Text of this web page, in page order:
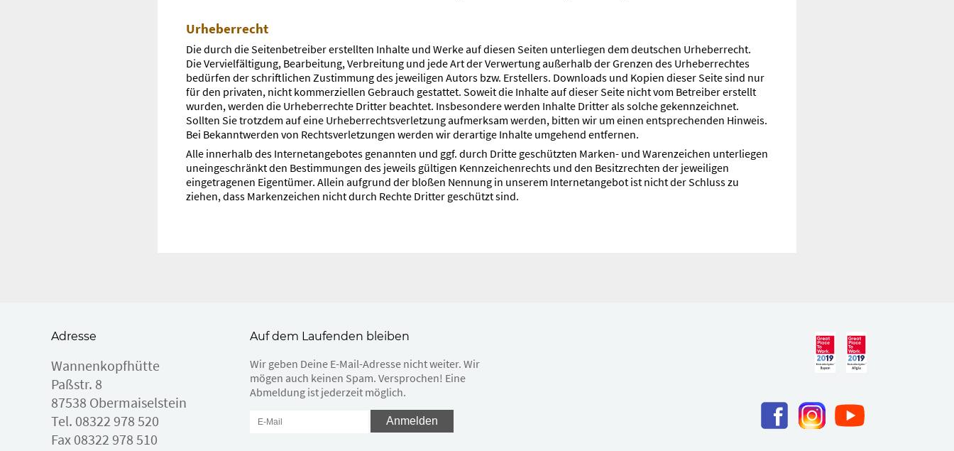
Urheberrecht
Die durch die Seitenbetreiber erstellten Inhalte und Werke auf diesen Seiten unterliegen dem deutschen Urheberrecht.
Die Vervielfältigung, Bearbeitung, Verbreitung und jede Art der Verwertung außerhalb der Grenzen des Urheberrechtes
bedürfen der schriftlichen Zustimmung des jeweiligen Autors bzw. Erstellers. Downloads und Kopien dieser Seite sind nur
für den privaten, nicht kommerziellen Gebrauch gestattet. Soweit die Inhalte auf dieser Seite nicht vom Betreiber erstellt
wurden, werden die Urheberrechte Dritter beachtet. Insbesondere werden Inhalte Dritter als solche gekennzeichnet.
Sollten Sie trotzdem auf eine Urheberrechtsverletzung aufmerksam werden, bitten wir um einen entsprechenden Hinweis.
Bei Bekanntwerden von Rechtsverletzungen werden wir derartige Inhalte umgehend entfernen.
Alle innerhalb des Internetangebotes genannten und ggf. durch Dritte geschützten Marken- und Warenzeichen unterliegen
uneingeschränkt den Bestimmungen des jeweils gültigen Kennzeichenrechts und den Besitzrechten der jeweiligen
eingetragenen Eigentümer. Allein aufgrund der bloßen Nennung in unserem Internetangebot ist nicht der Schluss zu
ziehen, dass Markenzeichen nicht durch Rechte Dritter geschützt sind.
Adresse
Wannenkopfhütte
Paßstr. 8
87538 Obermaiselstein
Tel. 08322 978 520
Fax 08322 978 510
Auf dem Laufenden bleiben
Wir geben Deine E-Mail-Adresse nicht weiter. Wir
mögen auch keinen Spam. Versprochen! Eine
Abmeldung ist jederzeit möglich.
Anmelden